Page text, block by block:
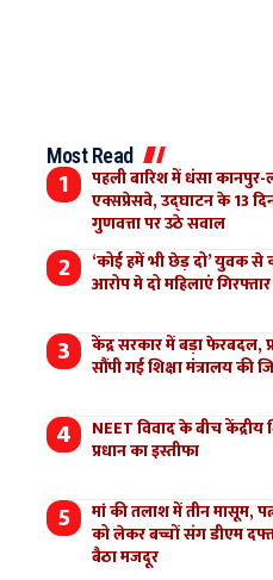
Most Read
पहली बारिश में धंसा
एक्सप्रेसवे, उद्घाटन के 13
गुणवत्ता पर उठे सवाल
‘कोई हमें भी छेड़ दो’ युवक
आरोप मे दो महिलाएं गिरफ्तार
केंद्र सरकार में बड़ा फेरबदल,
सौंपी गई शिक्षा मंत्रालय की
NEET विवाद के बीच केंद्रीय
प्रधान का इस्तीफा
मां की तलाश में तीन मासूम,
को लेकर बच्चों संग डीएम
बैठा मजदूर